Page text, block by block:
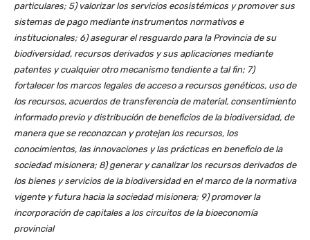
particulares; 5) valorizar los servicios ecosistémicos y promover sus
sistemas de pago mediante instrumentos normativos e
institucionales; 6) asegurar el resguardo para la Provincia de su
biodiversidad, recursos derivados y sus aplicaciones mediante
patentes y cualquier otro mecanismo tendiente a tal fin; 7)
fortalecer los marcos legales de acceso a recursos genéticos, uso de
los recursos, acuerdos de transferencia de material, consentimiento
informado previo y distribución de beneficios de la biodiversidad, de
manera que se reconozcan y protejan los recursos, los
conocimientos, las innovaciones y las prácticas en beneficio de la
sociedad misionera; 8) generar y canalizar los recursos derivados de
los bienes y servicios de la biodiversidad en el marco de la normativa
vigente y futura hacia la sociedad misionera; 9) promover la
incorporación de capitales a los circuitos de la bioeconomía
provincial